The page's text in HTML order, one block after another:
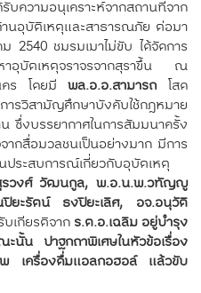
ความอนุเคราะห์จากสถานที่จาก
นอุบัติเหตุและสาธารณภัย ต่อมา
2540 ชมรมเมาไม่ขับ ได้จัดการ
าอุบัตเหตุจราจรจากสุราขึ้น ณ
นคร โดยมีพล.อ.อ.สามารถ โสด
วิสามัญศึกษาบังคับใช้กฎหมาย
ซึ่งบรรยากาศในการสัมมนาครั้ง
ากสื่อมวลชนเป็นอย่างมาก มีการ
ประสบการณ์เกี่ยวกับอุบัตเหตุ
รวงศ์ วัฒนกูล, พ.อ.น.พ.วทัญญู
ะรัตน์ ธงปิยะเลิศ, อจ.อนุวัติ
บเกียรติจาก ร.ต.อ.เฉลิม อยู่บำรุง
ะนั้น ปาฐกถาพิเศษในหัวข้อเรื่อง
พ เครื่องดื่มแอลกอฮอล์ แล้วขับ